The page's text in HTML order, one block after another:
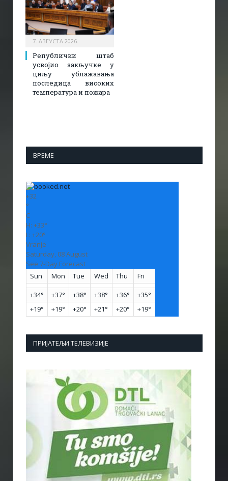
7. АВГУСТА 2026.
Републички штаб
усвојио закључке у
циљу ублажавања
последица високих
температура и пожара​
ВРЕМЕ
+32
°
C
H: +33°
L: +20°
Vranje
Saturday, 08 August
See 7-Day Forecast
Sun
Mon Tue Wed Thu Fri
+34° +37° +38° +38° +36° +35°
+19° +19° +20° +21° +20° +19°
ПРИЈАТЕЉИ ТЕЛЕВИЗИЈЕ